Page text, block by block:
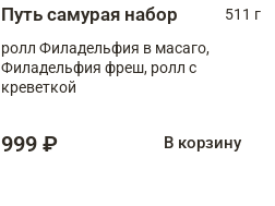
Путь самурая набор
511 г
ролл Филадельфия в масаго,
Филадельфия фреш, ролл с
креветкой
999 ₽ В корзину